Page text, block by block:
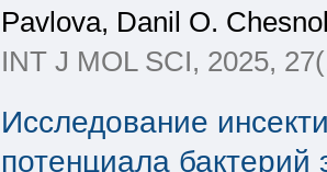
Pavlova, Danil O.
INT J MOL SCI, 2025,
Исследование
потенциала